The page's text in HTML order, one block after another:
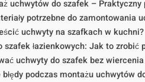
uchwytów do szafek – Praktyczny
potrzebne do zamontowania
uchwyty na szafkach w kuchni?
szafek łazienkowych: Jak to zrobić
uchwyty do szafek bez
podczas montażu uchwytów